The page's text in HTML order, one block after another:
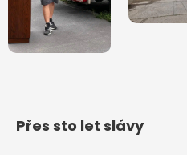
Přes sto let slávy